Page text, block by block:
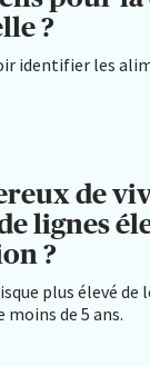
?
identifier les
de
lignes
?
plus élevé de
de 5 ans.